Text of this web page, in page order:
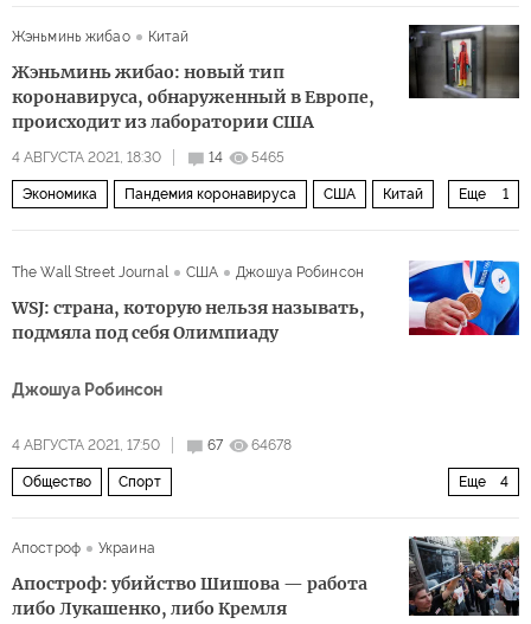
Жэньминь жибао Китай
Жэньминь жибао: новый тип
коронавируса, обнаруженный в Европе,
происходит из лаборатории США
4 АВГУСТА 2021, 18:30 14 5465
Еще 1
Экономика Пандемия коронавируса США Китай
The Wall Street Journal США Джошуа Робинсон
WSJ: страна, которую нельзя называть,
подмяла под себя Олимпиаду
Джошуа Робинсон
4 АВГУСТА 2021, 17:50 67 64678
Еще 4
Общество Спорт
Олимпиада в Токио
Апостроф Украина
Апостроф: убийство Шишова — работа
либо Лукашенко, либо Кремля